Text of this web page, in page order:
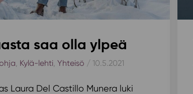
saa olla ylpeä
, Kylä-lehti, Yhteisö / 10.5.2021
Laura Del Castillo Munera luki